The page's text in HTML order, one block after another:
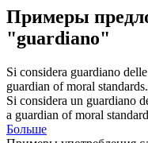
Примеры
"guardiano"
Si considera guardiano
guardian of moral standards.
Si considera un guardiano
a guardian of moral
Больше